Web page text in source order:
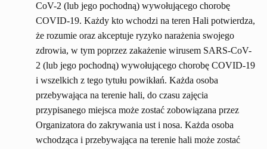
CoV-2 (lub jego pochodną) wywołującego chorobę
COVID-19. Każdy kto wchodzi na teren Hali potwierdza,
że rozumie oraz akceptuje ryzyko narażenia swojego
zdrowia, w tym poprzez zakażenie wirusem SARS-CoV-
2 (lub jego pochodną) wywołującego chorobę COVID-19
i wszelkich z tego tytułu powikłań. Każda osoba
przebywająca na terenie hali, do czasu zajęcia
przypisanego miejsca może zostać zobowiązana przez
Organizatora do zakrywania ust i nosa. Każda osoba
wchodząca i przebywająca na terenie hali może zostać